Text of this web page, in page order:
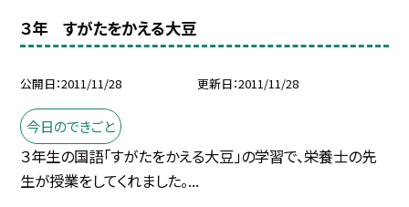
３年 すがたをかえる大豆
公開日 2011/11/28 更新日 2011/11/28
今日のできごと
３年生の国語「すがたをかえる大豆」の学習で、栄養士の先
生が授業をしてくれました。...